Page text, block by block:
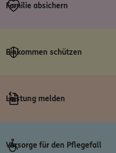
Familie absichern
Einkommen schützen
Leistung melden
Vorsorge für den Pflegefall